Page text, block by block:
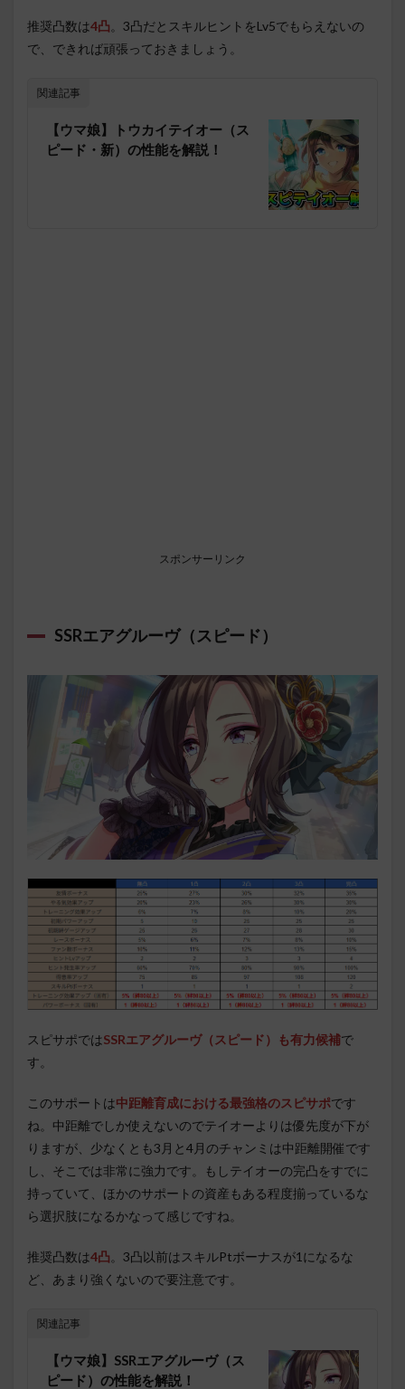
推奨凸数は4凸。3凸だとスキルヒントをLv5でもらえないの
で、できれば頑張っておきましょう。
関連記事
【ウマ娘】トウカイテイオー（ス
ピード・新）の性能を解説！
スポンサーリンク
SSRエアグルーヴ（スピード）
スピサポではSSRエアグルーヴ（スピード）も有力候補で
す。
このサポートは中距離育成における最強格のスピサポです
ね。中距離でしか使えないのでテイオーよりは優先度が下が
りますが、少なくとも3月と4月のチャンミは中距離開催です
し、そこでは非常に強力です。もしテイオーの完凸をすでに
持っていて、ほかのサポートの資産もある程度揃っているな
ら選択肢になるかなって感じですね。
推奨凸数は4凸。3凸以前はスキルPtボーナスが1になるな
ど、あまり強くないので要注意です。
関連記事
【ウマ娘】SSRエアグルーヴ（ス
ピード）の性能を解説！